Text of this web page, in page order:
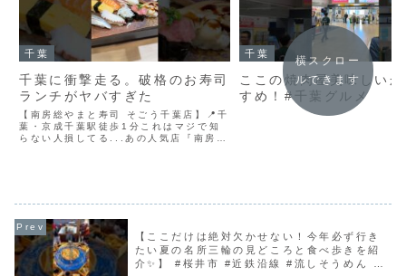
千葉
千葉に衝撃走る。破格のお寿司
ランチがヤバすぎた
【南房総やまと寿司 そごう千葉店】📍千
葉・京成千葉駅徒歩1分これはマジで知
らない人損してる...あの人気店『南房総
千葉
ここの焼肉屋美味しい
すめ！#千葉グルメ
横スクロー
ルできます
【ここだけは絶対欠かせない！今年必ず行き
たい夏の名所三輪の見どころと食べ歩きを紹
介✨️】 #桜井市 #近鉄沿線 #流しそうめん #